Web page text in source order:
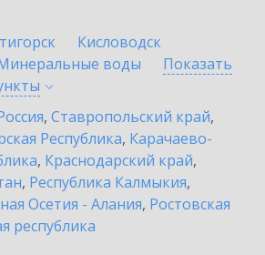
Кисловодск
воды
Показать
, Ставропольский край,
Республика, Карачаево-
, Краснодарский край,
, Республика Калмыкия,
Осетия - Алания, Ростовская
республика